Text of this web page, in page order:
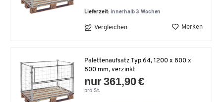
Lieferzeit: innerhalb 3 Wochen
Vergleichen Merken
Palettenaufsatz Typ 64, 1200 x 800 x
800 mm, verzinkt
nur 361,90 €
pro St.